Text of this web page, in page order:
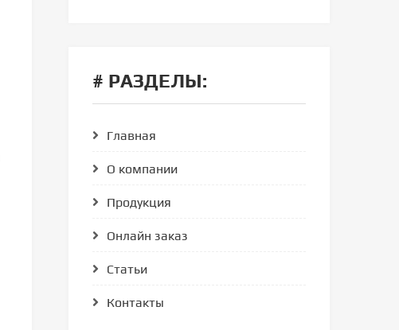
# РАЗДЕЛЫ:
Главная
О компании
Продукция
Онлайн заказ
Статьи
Контакты